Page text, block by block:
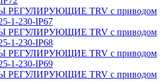
TRV с приводом
1-230-IP67
TRV с приводом
1-230-IP68
TRV с приводом
1-230-IP69
TRV с приводом